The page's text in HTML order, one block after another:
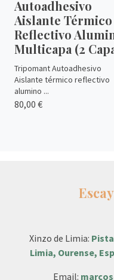
Autoadhesivo
Aislante Térmico
Reflectivo
Multicapa (2
Tripomant Autoadhesivo
Aislante térmico reflectivo
alumino ...
80,00 €
Xinzo de Limia:
Limia, Ourense,
Email: